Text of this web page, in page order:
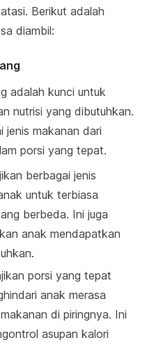
Berikut adalah
diambil:
adalah kunci untuk
nutrisi yang dibutuhkan.
jenis makanan dari
porsi yang tepat.
berbagai jenis
untuk terbiasa
berbeda. Ini juga
anak mendapatkan
porsi yang tepat
anak merasa
di piringnya. Ini
asupan kalori